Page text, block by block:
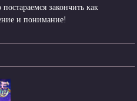
закончить как
и понимание!